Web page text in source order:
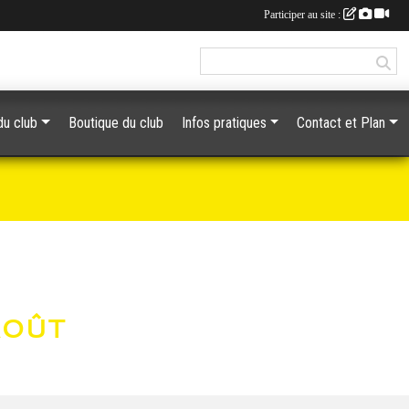
club Boutique du club Infos pratiques Contact et Plan
Participer au site :